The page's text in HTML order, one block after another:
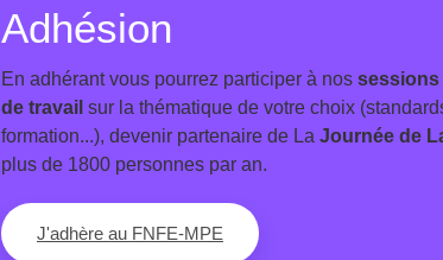
Adhésion
En adhérant vous pourrez participer à nos sessions
de travail sur la thématique de votre choix
formation...), devenir partenaire de La Journée de
plus de 1800 personnes par an.
J'adhère au FNFE-MPE